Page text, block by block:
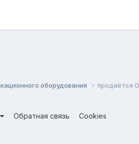
оборудования продаётся
Обратная связь
Cookies